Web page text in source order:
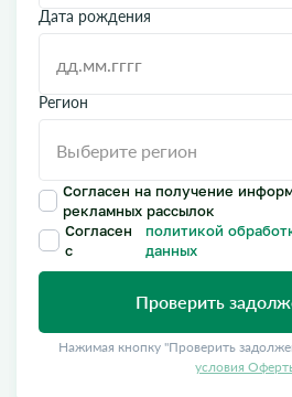
Дата рождения
Регион
Согласен на получение
рекламных рассылок
Согласен
с
политикой
данных
Проверить
Нажимая кнопку "Проверить
условия